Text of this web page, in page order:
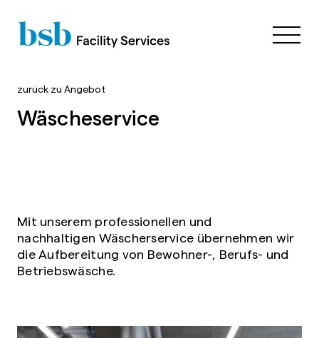
zurück zu Angebot
Wäscheservice
Mit unserem professionellen und
nachhaltigen Wäscherservice übernehmen wir
die Aufbereitung von Bewohner-, Berufs- und
Betriebswäsche.